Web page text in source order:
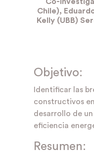
Chile),
Kelly (UBB)
Objetivo:
Identificar las
constructivos
desarrollo de
eficiencia
Resumen: